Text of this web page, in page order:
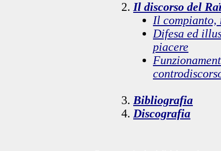
Il discorso del
Il compianto,
Difesa ed
piacere
Bibliografia
Discografia